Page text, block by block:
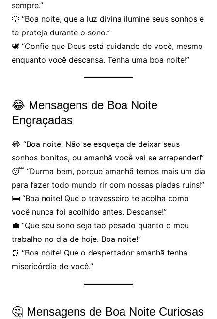
sempre.”
💡 “Boa noite, que a luz divina ilumine seus sonhos e
te proteja durante o sono.”
🕊 “Confie que Deus está cuidando de você, mesmo
enquanto você descansa. Tenha uma boa noite!”
😂 Mensagens de Boa Noite
Engraçadas
😂 “Boa noite! Não se esqueça de deixar seus
sonhos bonitos, ou amanhã você vai se arrepender!”
😴 “Durma bem, porque amanhã temos mais um dia
para fazer todo mundo rir com nossas piadas ruins!”
🛏 “Boa noite! Que o travesseiro te acolha como
você nunca foi acolhido antes. Descanse!”
💼 “Que seu sono seja tão pesado quanto o meu
trabalho no dia de hoje. Boa noite!”
⏰ “Boa noite! Que o despertador amanhã tenha
misericórdia de você.”
🤔 Mensagens de Boa Noite Curiosas